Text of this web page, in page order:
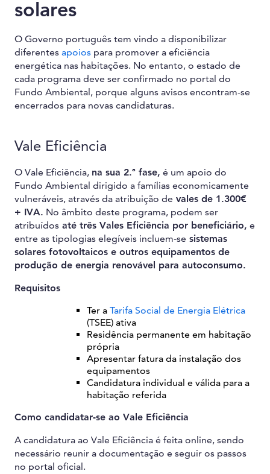
solares
O Governo português tem vindo a disponibilizar
diferentes apoios para promover a eficiência
energética nas habitações. No entanto, o estado de
cada programa deve ser confirmado no portal do
Fundo Ambiental, porque alguns avisos encontram-se
encerrados para novas candidaturas.
Vale Eficiência
O Vale Eficiência, na sua 2.ª fase, é um apoio do
Fundo Ambiental dirigido a famílias economicamente
vulneráveis, através da atribuição de vales de 1.300€
+ IVA. No âmbito deste programa, podem ser
atribuídos até três Vales Eficiência por beneficiário, e
entre as tipologias elegíveis incluem-se sistemas
solares fotovoltaicos e outros equipamentos de
produção de energia renovável para autoconsumo.
Requisitos
Ter a Tarifa Social de Energia Elétrica
(TSEE) ativa
Residência permanente em habitação
própria
Apresentar fatura da instalação dos
equipamentos
Candidatura individual e válida para a
habitação referida
Como candidatar-se ao Vale Eficiência
A candidatura ao Vale Eficiência é feita online, sendo
necessário reunir a documentação e seguir os passos
no portal oficial.